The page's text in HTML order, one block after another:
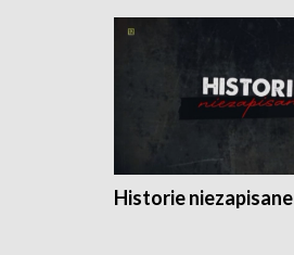
Historie niezapisane